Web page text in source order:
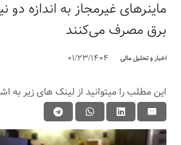
ماینرهای غیرمجاز به اندازه دو
برق مصرف می‌کنند
اخبار و تحلیل مالی 01/23/1404
این مطلب را میتوانید از لینک های زیر به